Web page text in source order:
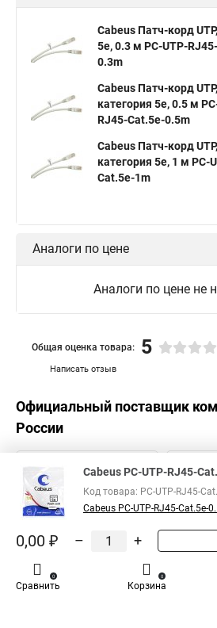
Cabeus Патч-корд
5e, 0.3 м PC-UTP-
0.3m
Cabeus Патч-корд UTP,
категория 5e, 0.5 м
RJ45-Cat.5e-0.5m
Cabeus Патч-корд UTP,
категория 5e, 1 м PC-
Cat.5e-1m
Аналоги по цене
Аналоги по цене не
Написать отзыв
Общая оценка товара: 5
Официальный поставщик
России
Cabeus PC-UTP-RJ45-
Код товара: PC-UTP-RJ45-
Cabeus PC-UTP-RJ45-Cat.5e-
0,00 ₽ – +
Сравнить
0
Корзина
0